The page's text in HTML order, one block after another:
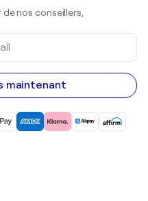
nos conseillers,
maintenant